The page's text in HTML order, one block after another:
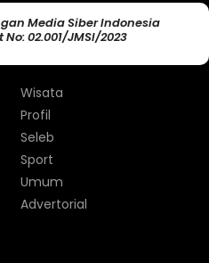
Media Siber Indonesia
02.001/JMSI/2023
Wisata
Profil
Seleb
Sport
Umum
Advertorial